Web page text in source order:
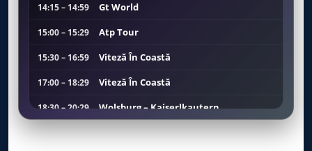
14:15 – 14:59 Gt World
15:00 – 15:29 Atp Tour
15:30 – 16:59 Viteză În Coastă
17:00 – 18:29 Viteză În Coastă
18:30 – 20:29 Wolsburg – Kaiserlkautern
Baschet 3x3 Nations League